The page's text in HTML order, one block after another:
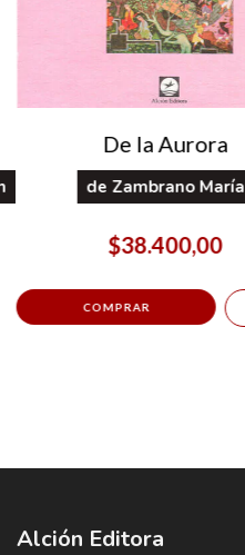
De la Aurora
de Zambrano María
$38.400,00
Alción Editora